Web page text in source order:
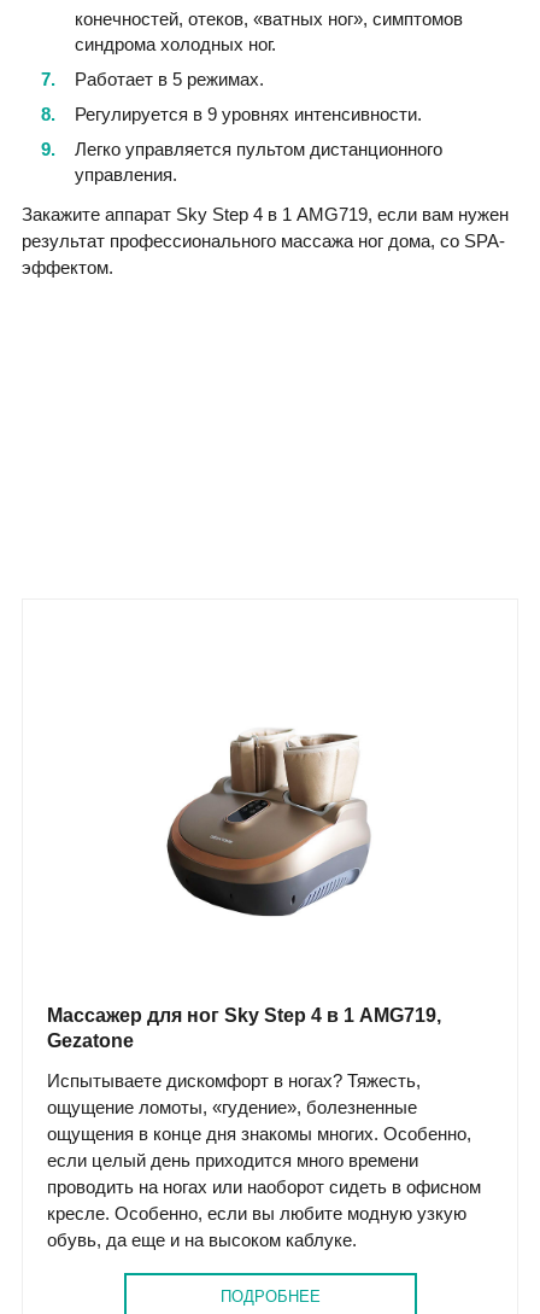
конечностей, отеков, «ватных ног», симптомов
синдрома холодных ног.
Работает в 5 режимах.
Регулируется в 9 уровнях интенсивности.
Легко управляется пультом дистанционного
управления.
Закажите аппарат Sky Step 4 в 1 AMG719, если вам нужен
результат профессионального массажа ног дома, со SPA-
эффектом.
Массажер для ног Sky Step 4 в 1 AMG719,
Gezatone
Испытываете дискомфорт в ногах? Тяжесть,
ощущение ломоты, «гудение», болезненные
ощущения в конце дня знакомы многих. Особенно,
если целый день приходится много времени
проводить на ногах или наоборот сидеть в офисном
кресле. Особенно, если вы любите модную узкую
обувь, да еще и на высоком каблуке.
ПОДРОБНЕЕ